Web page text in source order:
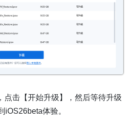
点击【开始升级】，然后等待升级
iOS26beta体验。